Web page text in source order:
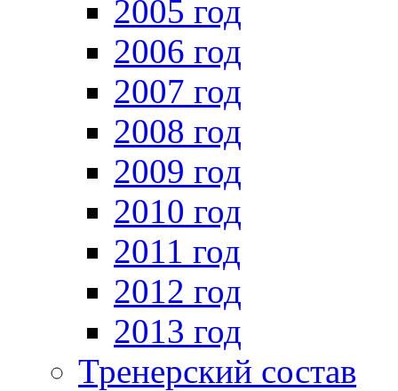
2005 год
2006 год
2007 год
2008 год
2009 год
2010 год
2011 год
2012 год
2013 год
Тренерский состав